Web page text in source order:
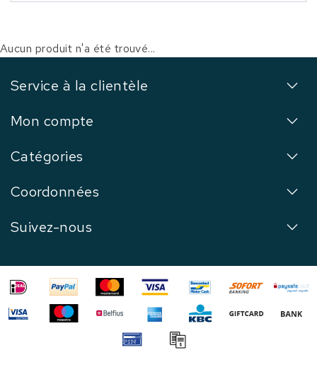
Aucun produit n'a été trouvé...
Service à la clientèle
Mon compte
Catégories
Coordonnées
Suivez-nous